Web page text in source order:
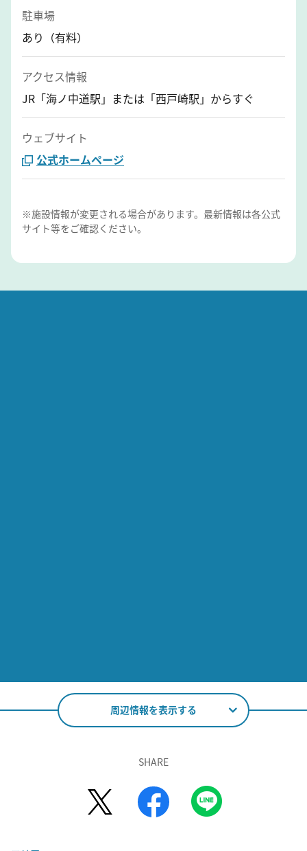
駐車場
あり（有料）
アクセス情報
JR「海ノ中道駅」または「西戸崎駅」からすぐ
ウェブサイト
公式ホームページ
※施設情報が変更される場合があります。最新情報は各公式
サイト等をご確認ください。
周辺情報を表示する
SHARE